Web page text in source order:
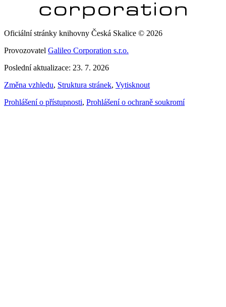
Oficiální stránky knihovny Česká Skalice © 2026
Provozovatel Galileo Corporation s.r.o.
Poslední aktualizace: 23. 7. 2026
Změna vzhledu, Struktura stránek, Vytisknout
Prohlášení o přístupnosti, Prohlášení o ochraně soukromí